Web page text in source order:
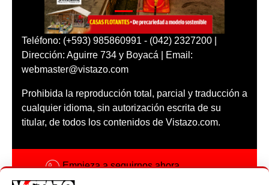
Teléfono: (+593) 985860991 - (042) 2327200 |
Dirección: Aguirre 734 y Boyacá | Email:
webmaster@vistazo.com
Prohibida la reproducción total, parcial y traducción a
cualquier idioma, sin autorización escrita de su
titular, de todos los contenidos de Vistazo.com.
Empieza a seguirnos ahora